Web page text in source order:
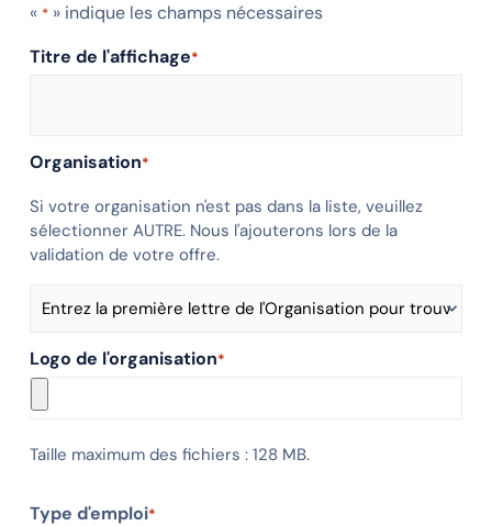
« *» indique les champs nécessaires
Titre de l'affichage*
Organisation*
Si votre organisation n'est pas dans la liste, veuillez
sélectionner AUTRE. Nous l'ajouterons lors de la
validation de votre offre.
Logo de l'organisation*
Taille maximum des fichiers : 128 MB.
Type d'emploi*